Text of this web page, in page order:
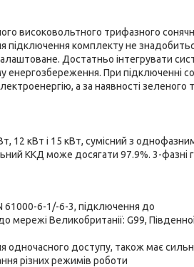
високовольтного трифазного
підключення комплекту не
Достатньо інтегрувати
енергозбереження. При підключенні
а за наявності зеленого
12 кВт і 15 кВт, сумісний з
ККД може досягати 97.9%. 3-фазні
61000-6-1/-6-3, підключення до
мережі Великобританії: G99,
одночасного доступу, також має
різних режимів роботи